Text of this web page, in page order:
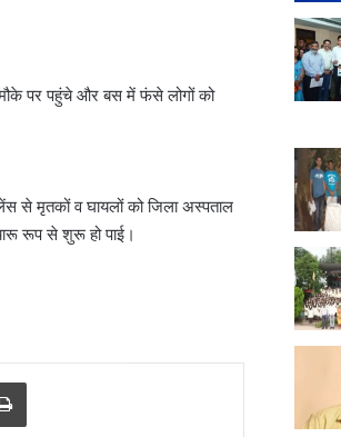
पर पहुंचे और बस में फंसे लोगों को
से मृतकों व घायलों को जिला अस्पताल
रूप से शुरू हो पाई।
Print